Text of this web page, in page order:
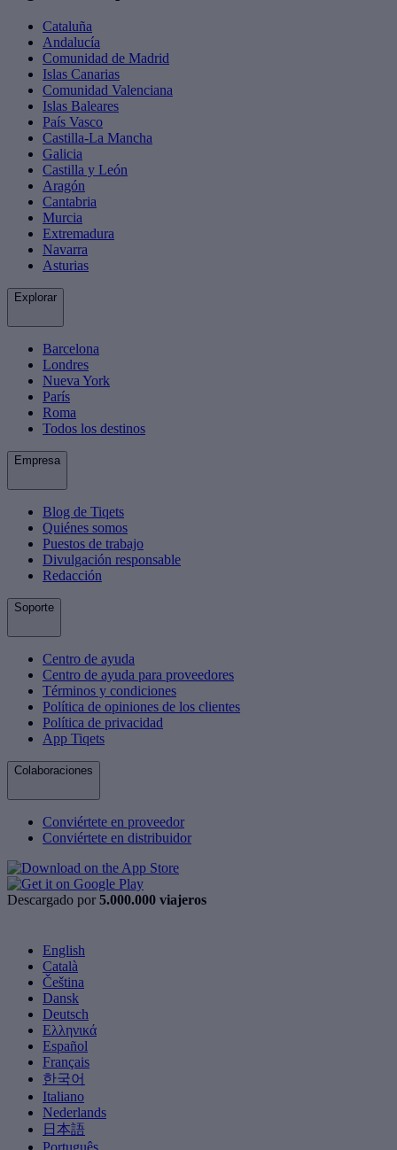
Cataluña
Andalucía
Comunidad de Madrid
Islas Canarias
Comunidad Valenciana
Islas Baleares
País Vasco
Castilla-La Mancha
Galicia
Castilla y León
Aragón
Cantabria
Murcia
Extremadura
Navarra
Asturias
Explorar
Barcelona
Londres
Nueva York
París
Roma
Todos los destinos
Empresa
Blog de Tiqets
Quiénes somos
Puestos de trabajo
Divulgación responsable
Redacción
Soporte
Centro de ayuda
Centro de ayuda para proveedores
Términos y condiciones
Política de opiniones de los clientes
Política de privacidad
App Tiqets
Colaboraciones
Conviértete en proveedor
Conviértete en distribuidor
Descargado por 5.000.000 viajeros
English
Català
Čeština
Dansk
Deutsch
Ελληνικά
Español
Français
한국어
Italiano
Nederlands
日本語